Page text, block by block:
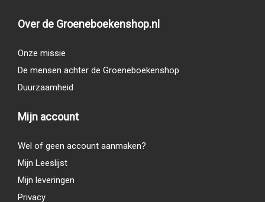
Over de Groeneboekenshop.nl
Onze missie
De mensen achter de Groeneboekenshop
Duurzaamheid
Mijn account
Wel of geen account aanmaken?
Mijn Leeslijst
Mijn leveringen
Privacy